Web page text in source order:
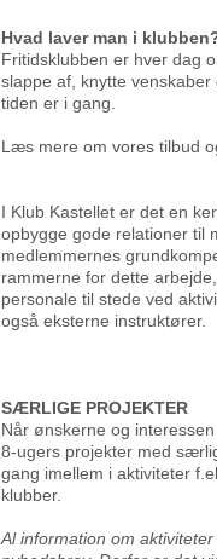
Hvad laver man i
Fritidsklubben er hver dag
slappe af, knytte
tiden er i gang.
Læs mere om vores tilbud
I Klub Kastellet er det en
opbygge gode relationer til
medlemmernes
rammerne for dette
personale til stede ved
også eksterne instruktører.
SÆRLIGE PROJEKTER
Når ønskerne og
8-ugers projekter med
gang imellem i aktiviteter
klubber.
Al information om